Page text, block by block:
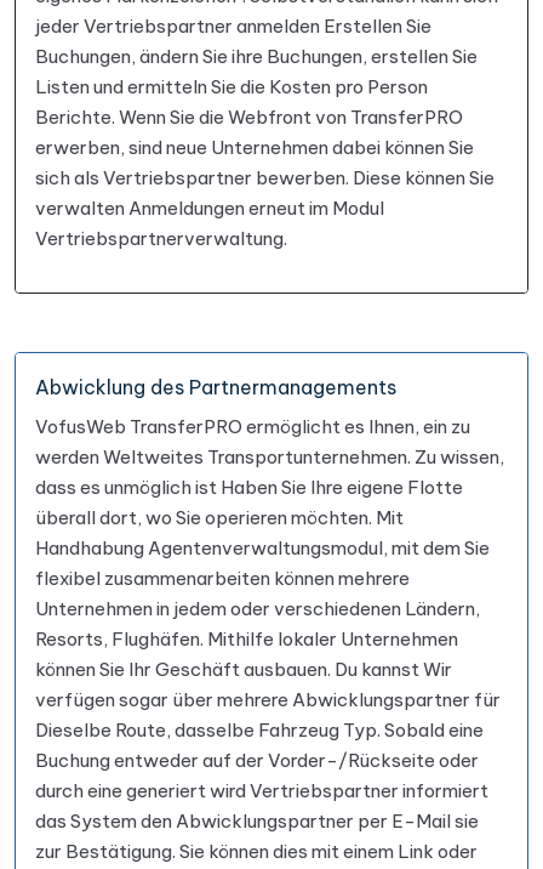
jeder Vertriebspartner anmelden Erstellen Sie
Buchungen, ändern Sie ihre Buchungen, erstellen Sie
Listen und ermitteln Sie die Kosten pro Person
Berichte. Wenn Sie die Webfront von TransferPRO
erwerben, sind neue Unternehmen dabei können Sie
sich als Vertriebspartner bewerben. Diese können Sie
verwalten Anmeldungen erneut im Modul
Vertriebspartnerverwaltung.
Abwicklung des Partnermanagements
VofusWeb TransferPRO ermöglicht es Ihnen, ein zu
werden Weltweites Transportunternehmen. Zu wissen,
dass es unmöglich ist Haben Sie Ihre eigene Flotte
überall dort, wo Sie operieren möchten. Mit
Handhabung Agentenverwaltungsmodul, mit dem Sie
flexibel zusammenarbeiten können mehrere
Unternehmen in jedem oder verschiedenen Ländern,
Resorts, Flughäfen. Mithilfe lokaler Unternehmen
können Sie Ihr Geschäft ausbauen. Du kannst Wir
verfügen sogar über mehrere Abwicklungspartner für
Dieselbe Route, dasselbe Fahrzeug Typ. Sobald eine
Buchung entweder auf der Vorder-/Rückseite oder
durch eine generiert wird Vertriebspartner informiert
das System den Abwicklungspartner per E-Mail sie
zur Bestätigung. Sie können dies mit einem Link oder